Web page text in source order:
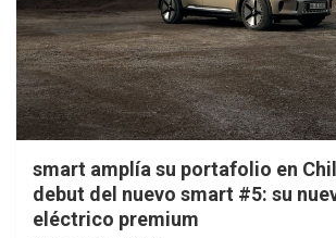
smart amplía su portafolio en
debut del nuevo smart #5: su
eléctrico premium